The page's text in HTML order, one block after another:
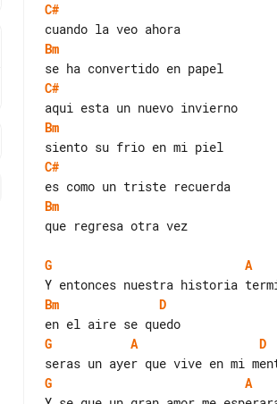
C#
Bm
C#
Bm
C#
Bm
que regresa otra vez
G A
Bm
D
G
A D
G A